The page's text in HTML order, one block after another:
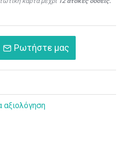
αξιολόγηση
Ρωτήστε μας